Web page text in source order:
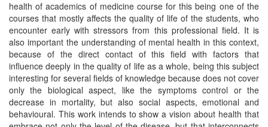
health of academics of medicine course for this being one of the
courses that mostly affects the quality of life of the students, who
encounter early with stressors from this professional field. It is
also important the understanding of mental health in this context,
because of the direct contact of this field with factors that
influence deeply in the quality of life as a whole, being this subject
interesting for several fields of knowledge because does not cover
only the biological aspect, like the symptoms control or the
decrease in mortality, but also social aspects, emotional and
behavioural. This work intends to show a vision about health that